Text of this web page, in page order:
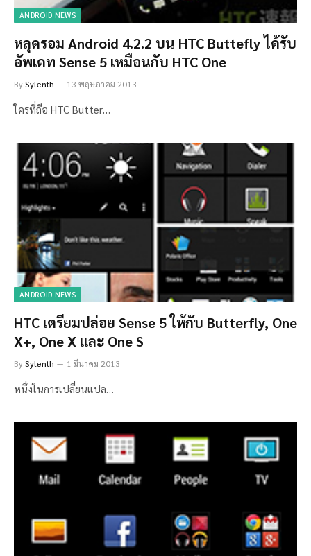
ANDROID NEWS
หลุดรอม Android 4.2.2 บน HTC Buttefly ได้รับ
อัพเดท Sense 5 เหมือนกับ HTC One
BySylenth 13 พฤษภาคม 2013
ใครที่ถือ HTC Butter…
ANDROID NEWS
HTC เตรียมปล่อย Sense 5 ให้กับ Butterfly, One
X+, One X และ One S
BySylenth 1 มีนาคม 2013
หนึ่งในการเปลี่ยนแปล…